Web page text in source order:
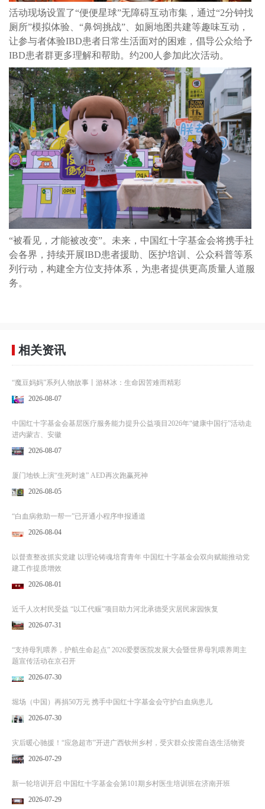
活动现场设置了“便便星球”无障碍互动市集，通过“2分钟找
厕所”模拟体验、“鼻饲挑战”、如厕地图共建等趣味互动，
让参与者体验IBD患者日常生活面对的困难，倡导公众给予
IBD患者群更多理解和帮助。约200人参加此次活动。
“被看见，才能被改变”。未来，中国红十字基金会将携手社
会各界，持续开展IBD患者援助、医护培训、公众科普等系
列行动，构建全方位支持体系，为患者提供更高质量人道服
务。
相关资讯
“魔豆妈妈”系列人物故事丨游林冰：生命因苦难而精彩
2026-08-07
中国红十字基金会基层医疗服务能力提升公益项目2026年“健康中国行”活动走
进内蒙古、安徽
2026-08-07
厦门地铁上演“生死时速” AED再次跑赢死神
2026-08-05
“白血病救助一帮一”已开通小程序申报通道
2026-08-04
以督查整改抓实党建 以理论铸魂培育青年 中国红十字基金会双向赋能推动党
建工作提质增效
2026-08-01
近千人次村民受益 “以工代赈”项目助力河北承德受灾居民家园恢复
2026-07-31
“支持母乳喂养，护航生命起点” 2026爱婴医院发展大会暨世界母乳喂养周主
题宣传活动在京召开
2026-07-30
堀场（中国）再捐50万元 携手中国红十字基金会守护白血病患儿
2026-07-30
灾后暖心驰援！“应急超市”开进广西钦州乡村，受灾群众按需自选生活物资
2026-07-29
新一轮培训开启 中国红十字基金会第101期乡村医生培训班在济南开班
2026-07-29